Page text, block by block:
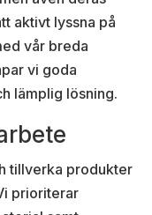
aktivt lyssna på
vår breda
vi goda
lämplig lösning.
tillverka produkter
prioriterar